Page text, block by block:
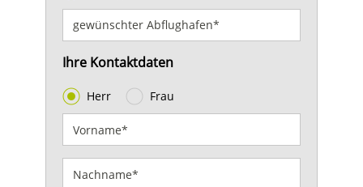
Ihre Kontaktdaten
Herr Frau